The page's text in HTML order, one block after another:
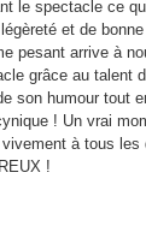
le spectacle ce
et de
pesant arrive à
grâce au talent
son humour tout
! Un vrai
à tous les
!